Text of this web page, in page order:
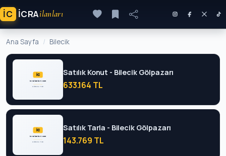
İC ICRAilanları
Ana Sayfa Bilecik
Satılık Konut - Bilecik Gölpazarı
633.164 TL
Satılık Tarla - Bilecik Gölpazarı
143.769 TL